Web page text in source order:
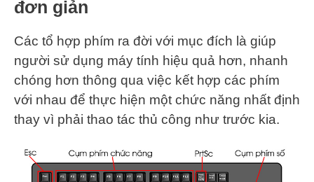
đơn giản
Các tổ hợp phím ra đời với mục đích là giúp
người sử dụng máy tính hiệu quả hơn, nhanh
chóng hơn thông qua việc kết hợp các phím
với nhau để thực hiện một chức năng nhất định
thay vì phải thao tác thủ công như trước kia.